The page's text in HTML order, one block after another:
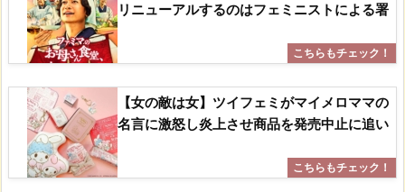
リニューアルするのはフェミニストによる署
【女の敵は女】ツイフェミがマイメロママの
名言に激怒し炎上させ商品を発売中止に追い